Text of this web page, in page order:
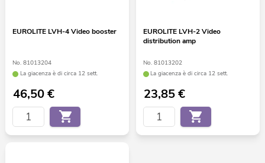
EUROLITE LVH-4 Video booster
No. 81013204
La giacenza è di circa 12 sett.
46,50€
EUROLITE LVH-2 Video
distribution amp
No. 81013202
La giacenza è di circa 12 sett.
23,85€